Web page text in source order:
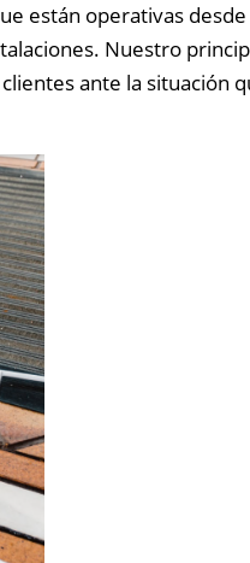
están operativas
Nuestro
ante la situación